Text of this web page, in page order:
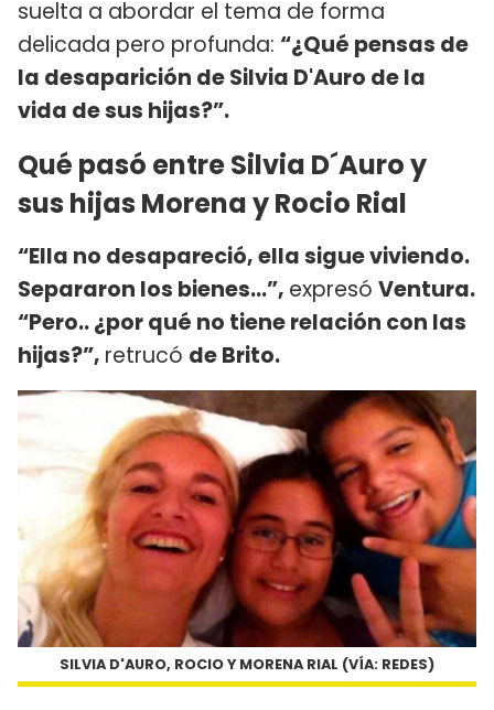
suelta a abordar el tema de forma
delicada pero profunda: “¿Qué pensas de
la desaparición de Silvia D'Auro de la
vida de sus hijas?”.
Qué pasó entre Silvia D´Auro y
sus hijas Morena y Rocio Rial
“Ella no desapareció, ella sigue viviendo.
Separaron los bienes...”, expresó Ventura.
“Pero.. ¿por qué no tiene relación con las
hijas?”, retrucó de Brito.
SILVIA D'AURO, ROCIO Y MORENA RIAL (VÍA: REDES)